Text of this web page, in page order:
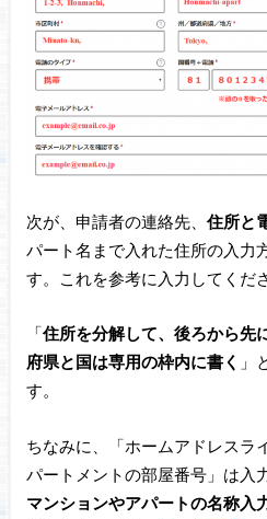
次が、申請者の連絡先、 住所と
パート名まで入れた住所の入力
す。これを参考に入力してくだ
「住所を分解して、後ろから先
府県と国は専用の枠内に書く 」
す。
ちなみに、「ホームアドレスラ
パートメントの部屋番号」は入
マンションやアパートの名称入